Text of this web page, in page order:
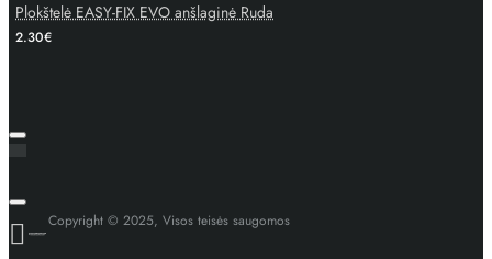
Plokštelė EASY-FIX EVO anšlaginė Ruda
2.30€
Copyright © 2025, Visos teisės saugomos